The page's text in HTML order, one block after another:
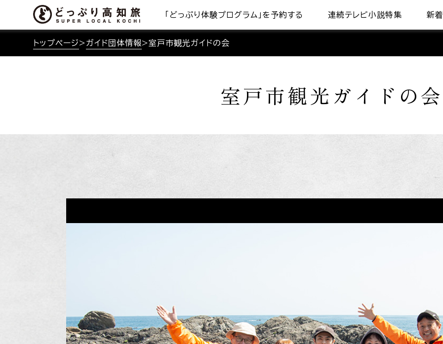
「どっぷり体験プログラム」を予約する 連続テレビ小説特集 新着
トップページ>ガイド団体情報>室戸市観光ガイドの会
室戸市観光ガイドの会